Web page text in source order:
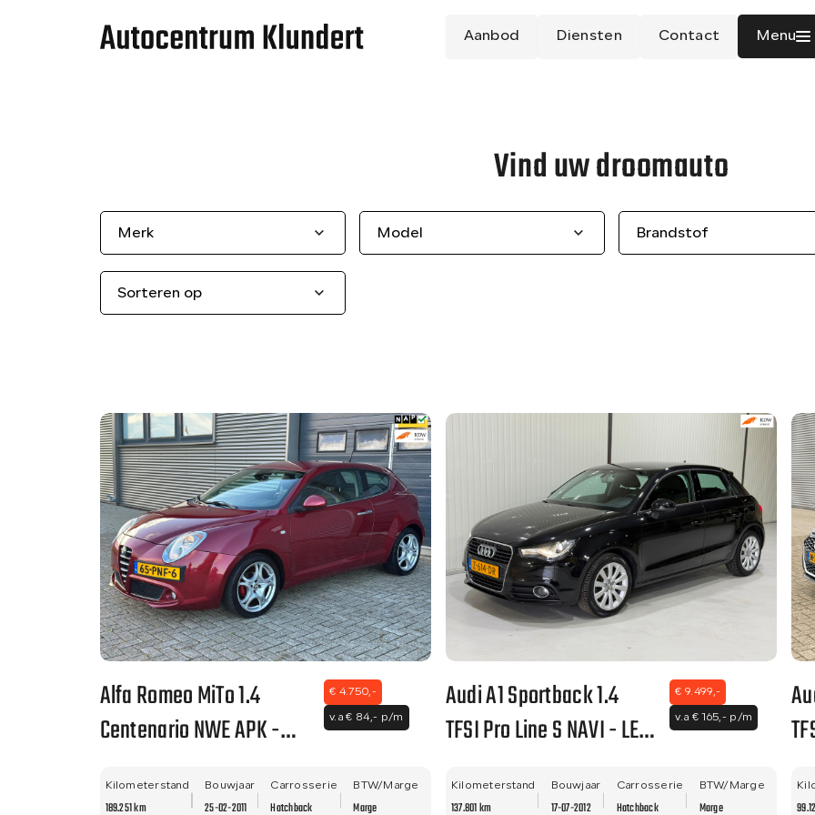
Aanbod Diensten Contact Menu
Vind uw droomauto
Merk Model Brandstof
Sorteren op
Alfa Romeo MiTo 1.4
Centenario NWE APK -
WOOFER - NETTE STAAT!!
€ 4.750,-
v.a € 84,- p/m
Kilometerstand
189.251 km
Bouwjaar
25-02-2011
Carrosserie
Hatchback
BTW/Marge
Marge
Audi A1 Sportback 1.4
TFSI Pro Line S NAVI - LED
€ 9.499,-
v.a € 165,- p/m
Kilometerstand
137.801 km
Bouwjaar
17-07-2012
Carrosserie
Hatchback
BTW/Marge
Marge